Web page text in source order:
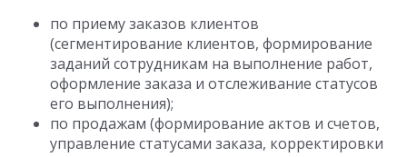
по приему заказов клиентов
(сегментирование клиентов, формирование
заданий сотрудникам на выполнение работ,
оформление заказа и отслеживание статусов
его выполнения);
по продажам (формирование актов и счетов,
управление статусами заказа, корректировки